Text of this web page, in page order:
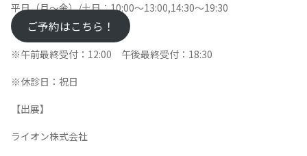
平日（月～金）/土日：10:00～13:00,14:30～19:30
ご予約はこちら！
※午前最終受付：12:00 午後最終受付：18:30
※休診日：祝日
【出展】
ライオン株式会社